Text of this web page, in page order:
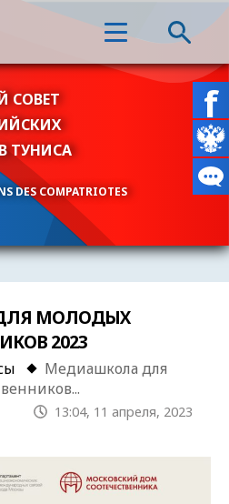
СОВЕТ
ТУНИСА
DES COMPATRIOTES
МОЛОДЫХ
2023
Медиашкола для
13:04, 11 апреля, 2023